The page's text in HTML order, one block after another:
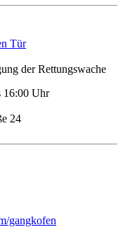
Tür
der Rettungswache
16:00 Uhr
24
gangkofen